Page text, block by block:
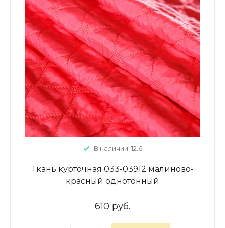
В наличии: 12.6
Ткань курточная 033-03912 малиново-
красный однотонный
610 руб.